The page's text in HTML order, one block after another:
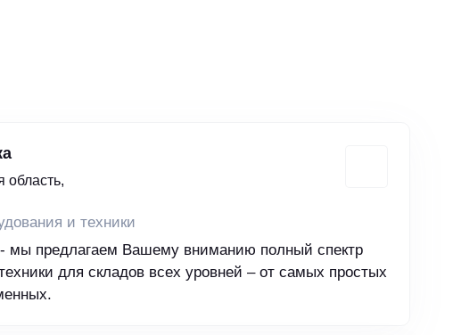
область,
и техники
- мы предлагаем Вашему вниманию полный спектр
для складов всех уровней – от самых простых